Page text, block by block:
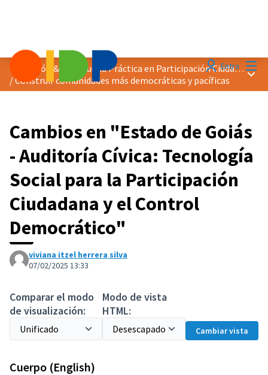
EntraDistinción &quot;Buena Práctica en Participación Ciudadana&quot; 2025
/Construir comunidades más democráticas y pacíficas
Cambios en "Estado de Goiás
- Auditoría Cívica: Tecnología
Social para la Participación
Ciudadana y el Control
Democrático"
viviana itzel herrera silva
07/02/2025 13:33
Comparar el modo
de visualización:
Modo de vista
HTML:
Cambiar vista
Cuerpo (English)